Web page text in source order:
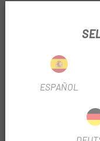
FILTRO PALO
ESPAÑOL